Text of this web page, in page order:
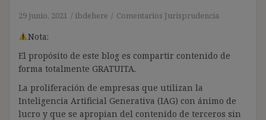
29 junio, 2021 ibdehere Comentarios Jurisprudencia
Nota:
El propósito de este blog es compartir contenido de
forma totalmente GRATUITA.
La proliferación de empresas que utilizan la
Inteligencia Artificial Generativa (IAG) con ánimo de
lucro y que se apropian del contenido de terceros sin